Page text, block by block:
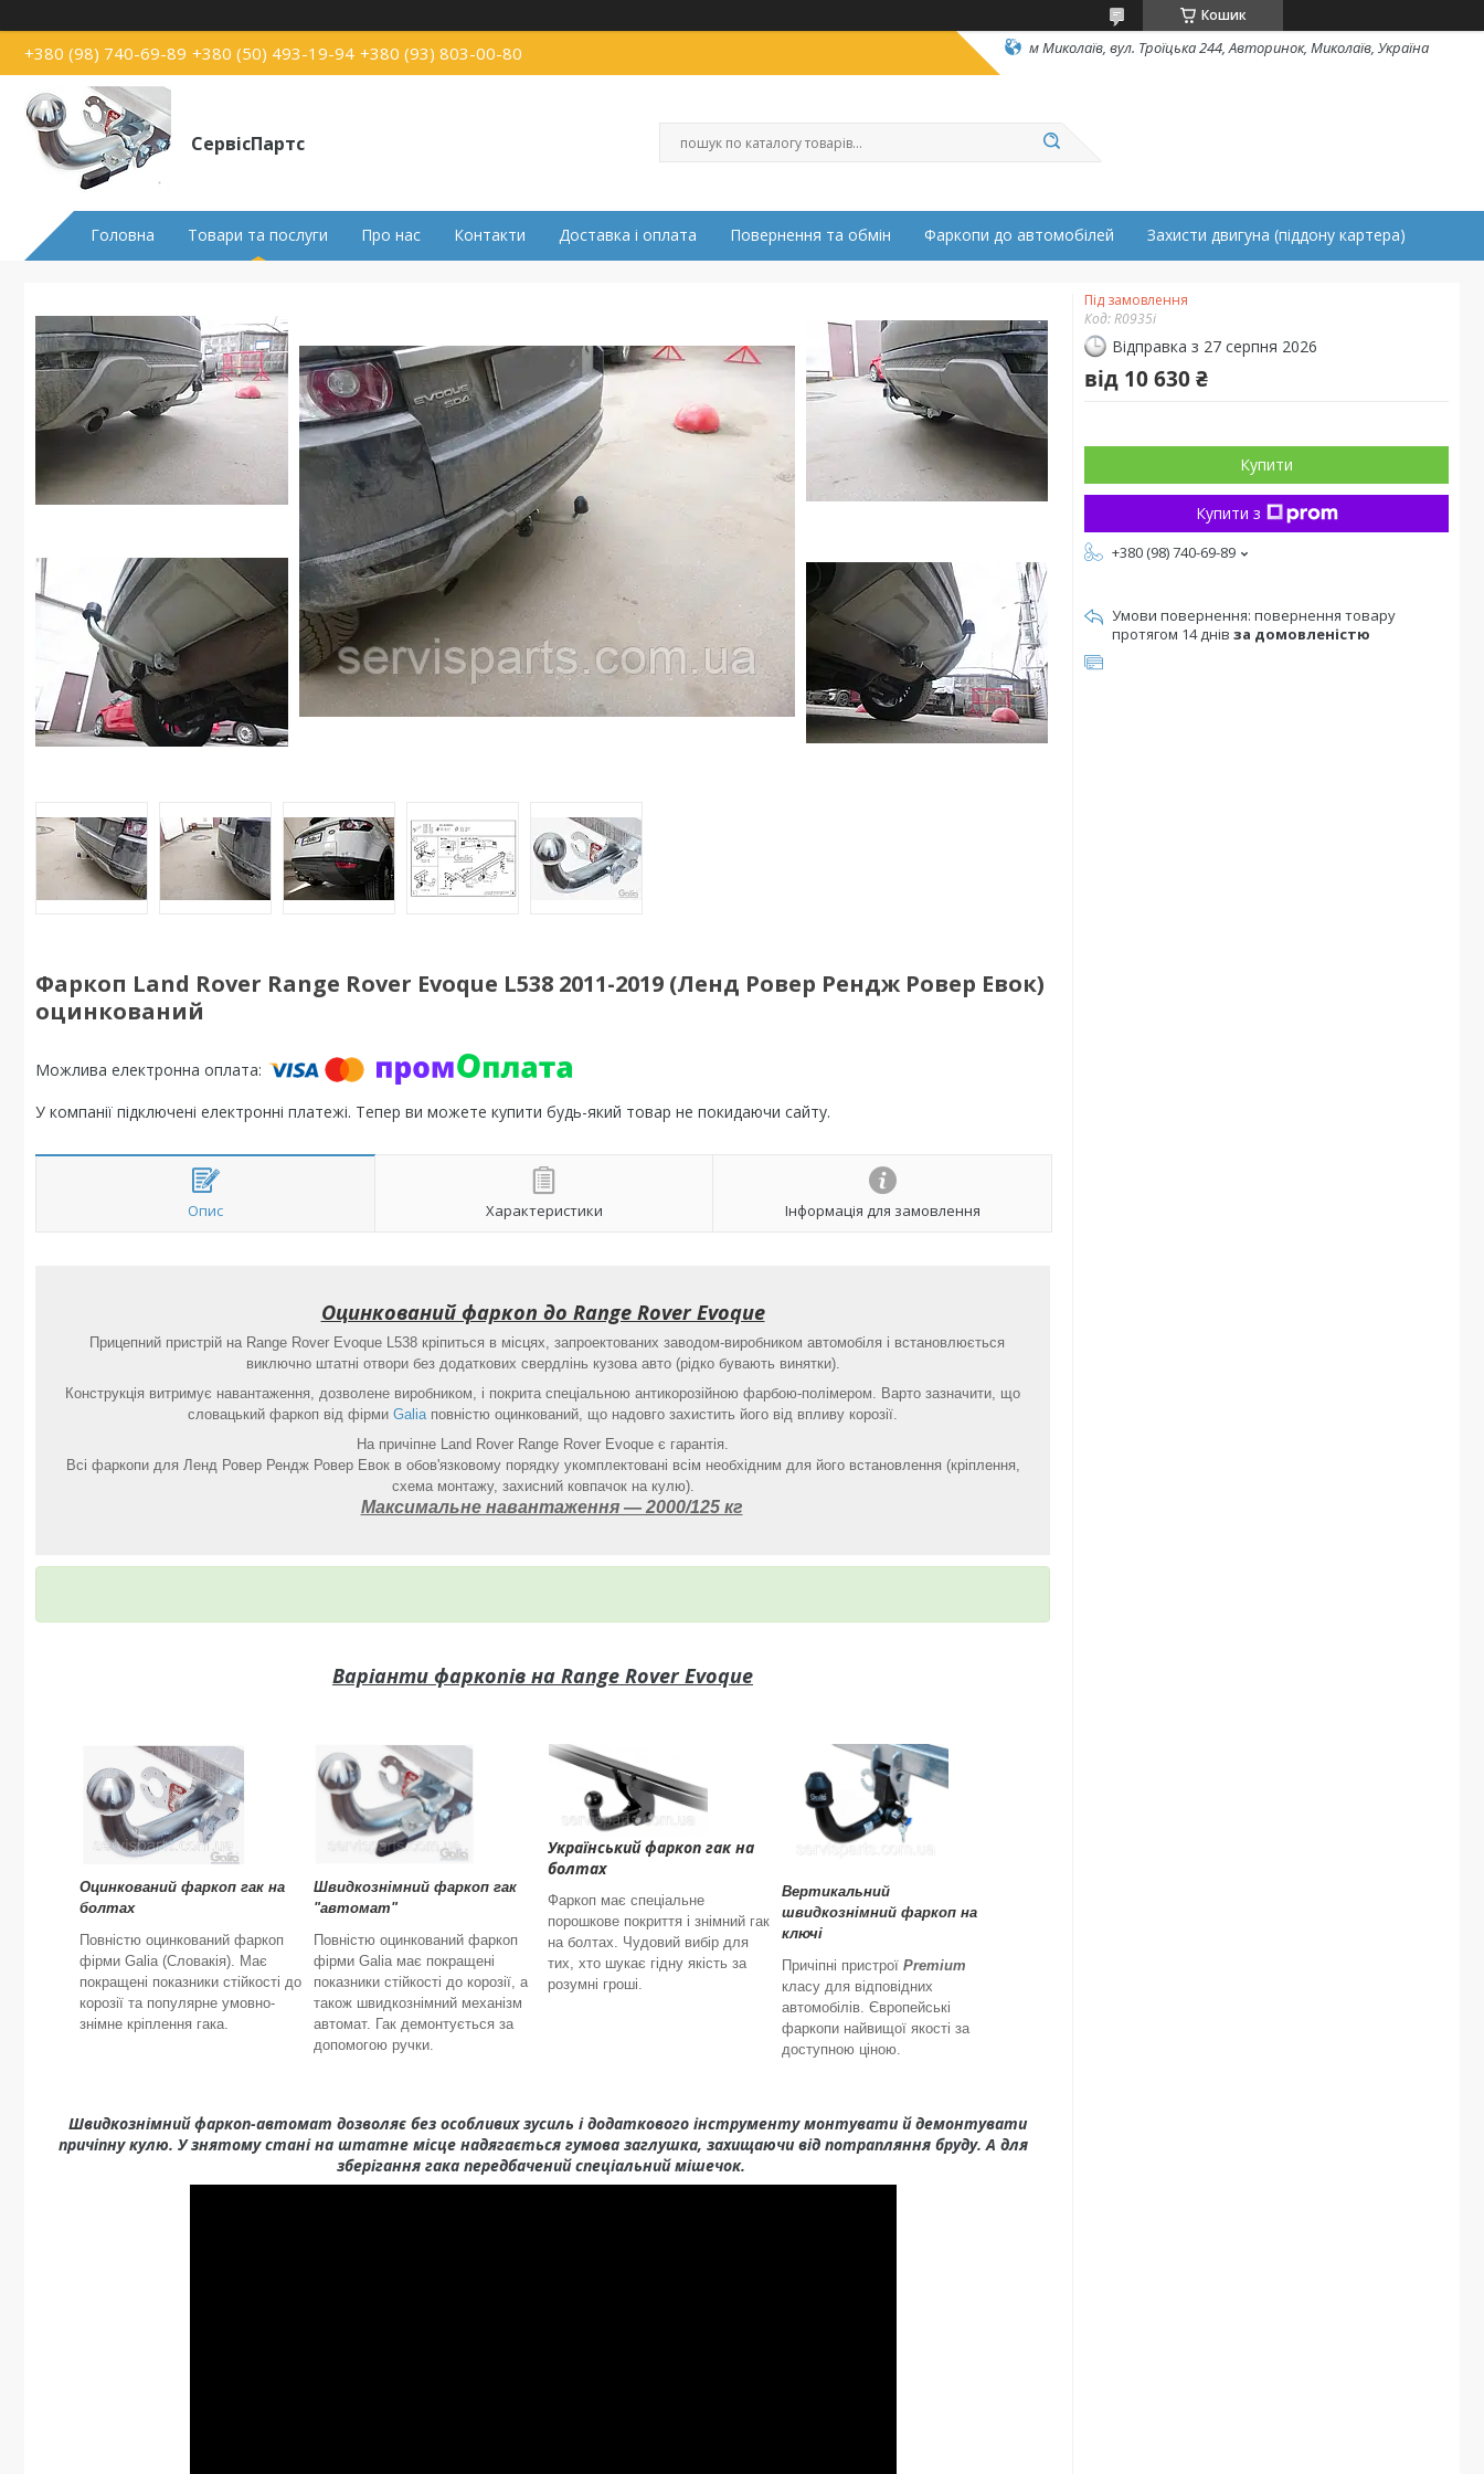
Кошик
+380 (98) 740-69-89 +380 (50) 493-19-94 +380 (93) 803-00-80 м Миколаїв, вул. Троїцька 244, Авторинок, Миколаїв, Україна
СервісПартс
Головна Товари та послуги Про нас Контакти Доставка і оплата Повернення та обмін Фаркопи до автомобілей Захисти двигуна (піддону картера)
Фаркоп Land Rover Range Rover Evoque L538 2011-2019 (Ленд Ровер Рендж Ровер Евок)
оцинкований
У компанії підключені електронні платежі. Тепер ви можете купити будь-який товар не покидаючи сайту.
Опис Характеристики Інформація для замовлення
Оцинкований фаркоп до Range Rover Evoque
Прицепний пристрій на Range Rover Evoque L538 кріпиться в місцях, запроектованих заводом-виробником автомобіля і встановлюється
виключно штатні отвори без додаткових свердлінь кузова авто (рідко бувають винятки).
Конструкція витримує навантаження, дозволене виробником, і покрита спеціальною антикорозійною фарбою-полімером. Варто зазначити, що
словацький фаркоп від фірми Galiaповністю оцинкований, що надовго захистить його від впливу корозії.
На причіпне Land Rover Range Rover Evoque є гарантія.
Всі фаркопи для Ленд Ровер Рендж Ровер Евок в обов'язковому порядку укомплектовані всім необхідним для його встановлення (кріплення,
схема монтажу, захисний ковпачок на кулю).
Максимальне навантаження ― 2000/125 кг
Варіанти фаркопів на Range Rover Evoque
Оцинкований фаркоп гак на
болтах
Повністю оцинкований фаркоп
фірми Galia (Словакія). Має
покращені показники стійкості до
корозії та популярне умовно-
знімне кріплення гака.
Швидкознімний фаркоп гак
"автомат"
Повністю оцинкований фаркоп
фірми Galia має покращені
показники стійкості до корозії, а
також швидкознімний механізм
автомат. Гак демонтується за
допомогою ручки.
Український фаркоп гак на
болтах
Фаркоп має спеціальне
порошкове покриття і знімний гак
на болтах. Чудовий вибір для
тих, хто шукає гідну якість за
розумні гроші.
Вертикальний
швидкознімний фаркоп на
ключі
Причіпні пристрої Premium
класу для відповідних
автомобілів. Європейські
фаркопи найвищої якості за
доступною ціною.
Швидкознімний фаркоп-автомат дозволяє без особливих зусиль і додаткового інструменту монтувати й демонтувати
причіпну кулю. У знятому стані на штатне місце надягається гумова заглушка, захищаючи від потрапляння бруду. А для
зберігання гака передбачений спеціальний мішечок.
Під замовлення
Код:R0935i
Відправка з 27 серпня 2026
від 10 630 ₴
Купити
Купити з
+380 (98) 740-69-89
повернення товару
протягом 14 днів за домовленістю